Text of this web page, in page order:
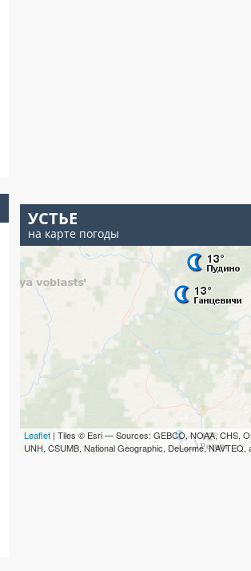
УСТЬЕ
на карте погоды
Leaflet | Tiles © Esri — Sources: GEBCO, NOAA, CHS,
UNH, CSUMB, National Geographic, DeLorme, NAVTEQ,